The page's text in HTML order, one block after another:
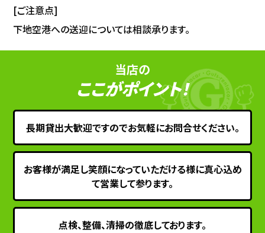
[ご注意点]
下地空港への送迎については相談承ります。
当店の
ここがポイント！
長期貸出大歓迎ですのでお気軽にお問合せください。
お客様が満足し笑顔になっていただける様に真心込め
て営業して参ります。
点検、整備、清掃の徹底しております。